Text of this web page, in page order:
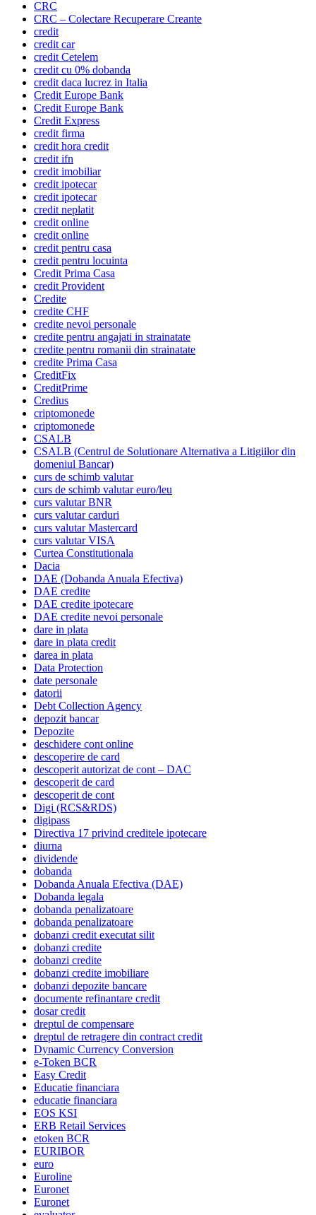
CRC
CRC – Colectare Recuperare Creante
credit
credit car
credit Cetelem
credit cu 0% dobanda
credit daca lucrez in Italia
Credit Europe Bank
Credit Europe Bank
Credit Express
credit firma
credit hora credit
credit ifn
credit imobiliar
credit ipotecar
credit ipotecar
credit neplatit
credit online
credit online
credit pentru casa
credit pentru locuinta
Credit Prima Casa
credit Provident
Credite
credite CHF
credite nevoi personale
credite pentru angajati in strainatate
credite pentru romanii din strainatate
credite Prima Casa
CreditFix
CreditPrime
Credius
criptomonede
criptomonede
CSALB
CSALB (Centrul de Solutionare Alternativa a Litigiilor din
domeniul Bancar)
curs de schimb valutar
curs de schimb valutar euro/leu
curs valutar BNR
curs valutar carduri
curs valutar Mastercard
curs valutar VISA
Curtea Constitutionala
Dacia
DAE (Dobanda Anuala Efectiva)
DAE credite
DAE credite ipotecare
DAE credite nevoi personale
dare in plata
dare in plata credit
darea in plata
Data Protection
date personale
datorii
Debt Collection Agency
depozit bancar
Depozite
deschidere cont online
descoperire de card
descoperit autorizat de cont – DAC
descoperit de card
descoperit de cont
Digi (RCS&RDS)
digipass
Directiva 17 privind creditele ipotecare
diurna
dividende
dobanda
Dobanda Anuala Efectiva (DAE)
Dobanda legala
dobanda penalizatoare
dobanda penalizatoare
dobanzi credit executat silit
dobanzi credite
dobanzi credite
dobanzi credite imobiliare
dobanzi depozite bancare
documente refinantare credit
dosar credit
dreptul de compensare
dreptul de retragere din contract credit
Dynamic Currency Conversion
e-Token BCR
Easy Credit
Educatie financiara
educatie financiara
EOS KSI
ERB Retail Services
etoken BCR
EURIBOR
euro
Euroline
Euronet
Euronet